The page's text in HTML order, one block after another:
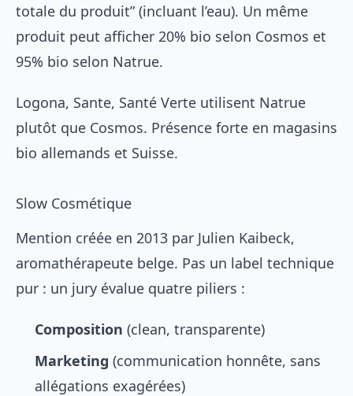
totale du produit” (incluant l’eau). Un même
produit peut afficher 20% bio selon Cosmos et
95% bio selon Natrue.
Logona, Sante, Santé Verte utilisent Natrue
plutôt que Cosmos. Présence forte en magasins
bio allemands et Suisse.
Slow Cosmétique
Mention créée en 2013 par Julien Kaibeck,
aromathérapeute belge. Pas un label technique
pur : un jury évalue quatre piliers :
Composition (clean, transparente)
Marketing (communication honnête, sans
allégations exagérées)